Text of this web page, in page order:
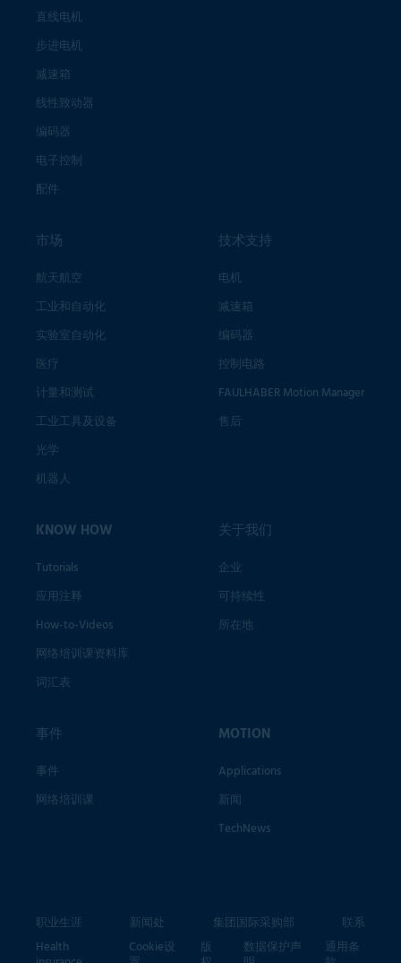
直线电机
步进电机
减速箱
线性致动器
编码器
电子控制
配件
市场
航天航空
工业和自动化
实验室自动化
医疗
计量和测试
工业工具及设备
光学
机器人
技术支持
电机
减速箱
编码器
控制电路
FAULHABER Motion Manager
售后
KNOW HOW
Tutorials
应用注释
How-to-Videos
网络培训课资料库
词汇表
关于我们
企业
可持续性
所在地
事件
事件
网络培训课
MOTION
Applications
新闻
TechNews
职业生涯 新闻处 集团国际采购部
联系
Health
Cookie设
版
数据保护声
通用条